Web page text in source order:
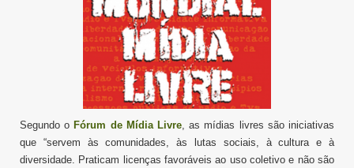
Segundo o Fórum de Mídia Livre, as mídias livres são iniciativas
que “servem às comunidades, às lutas sociais, à cultura e à
diversidade. Praticam licenças favoráveis ao uso coletivo e não são